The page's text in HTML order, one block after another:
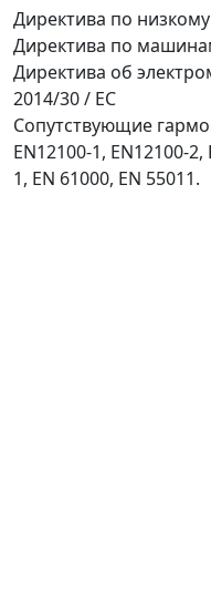
Директива по
Директива по
Директива об
2014/30 / ЕС
Сопутствующие
EN12100-1, EN12100-
1, EN 61000, EN 55011.